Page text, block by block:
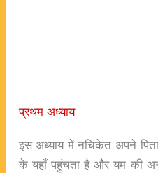
प्रथम अध्याय
इस अध्याय में नचिकेत अपने पिता
के यहाँ पहुंचता है और यम की